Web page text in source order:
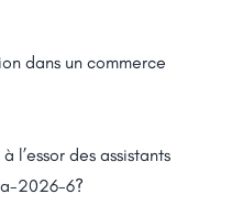
dans un commerce
l’essor des assistants
2026-6?